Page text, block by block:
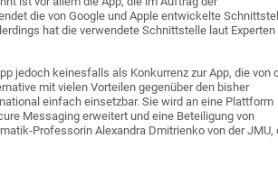
die von Google und Apple entwickelte
hat die verwendete Schnittstelle laut Experten
jedoch keinesfalls als Konkurrenz zur App, die von
mit vielen Vorteilen gegenüber den bisher
einfach einsetzbar. Sie wird an eine Plattform
Messaging erweitert und eine Beteiligung von
Professorin Alexandra Dmitrienko von der JMU,